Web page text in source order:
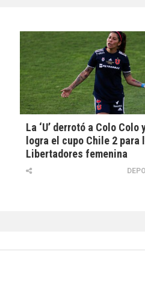
La ‘U’ derrotó a Colo Colo
logra el cupo Chile 2 para
Libertadores femenina